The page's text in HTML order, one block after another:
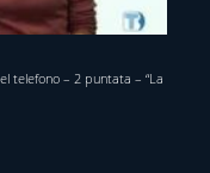
telefono – 2 puntata – “La